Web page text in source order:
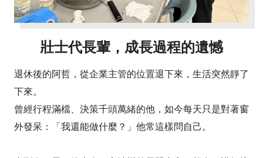
壯士代長輩，成長過程的遺憾
退休後的阿哲，從企業主管的位置退下來，生活突然靜了
下來。
曾經行程滿檔、決策千頭萬緒的他，如今每天只是對著窗
外發呆：「我還能做什麼？」他常這樣問自己。